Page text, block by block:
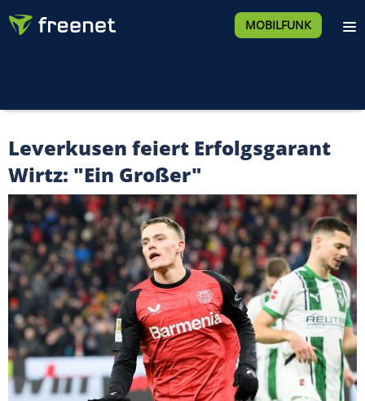
MOBILFUNK
Leverkusen feiert Erfolgsgarant
Wirtz: "Ein Großer"